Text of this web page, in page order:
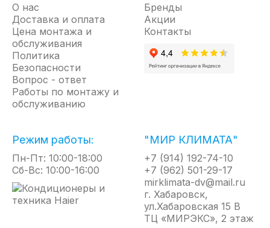
защиты
• Защита от перегрева
• Сверхпрочный бак - тестирование при
16 атм
• Увеличенный магниевый анод для
дополнительной защиты
• Профессиональная система защиты от
бактерий
• 7 лет гарантии на внутренний бак
О нас
Доставка и оплата
Цена монтажа и
обслуживания
Политика
Безопасности
Вопрос - ответ
Работы по монтажу и
обслуживанию
Бренды
Акции
Контакты
Режим работы:
Пн-Пт: 10:00-18:00
Сб-Вс: 10:00-16:00
"МИР КЛИМАТА"
+7 (914) 192-74-10
+7 (962) 501-29-17
mirklimata-dv@mail.ru
г. Хабаровск,
ул.Хабаровская 15 В
ТЦ «МИРЭКС», 2 этаж